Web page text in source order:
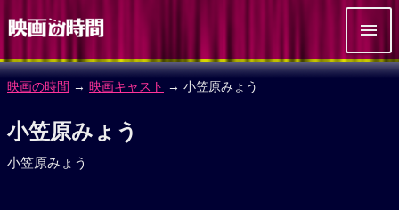
映画の時間 → 映画キャスト → 小笠原みょう
小笠原みょう
小笠原みょう